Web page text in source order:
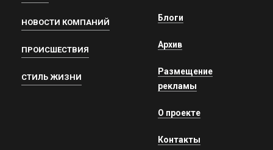
НОВОСТИ КОМПАНИЙ
ПРОИСШЕСТВИЯ
СТИЛЬ ЖИЗНИ
Блоги
Архив
Размещение
рекламы
О проекте
Контакты